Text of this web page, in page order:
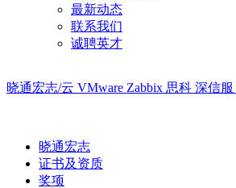
最新动态
联系我们
诚聘英才
晓通宏志/云 VMware Zabbix 思科 深信服
晓通宏志
证书及资质
奖项